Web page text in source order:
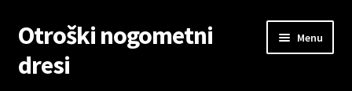
Skip
to
navigation
Skip
to
content
Otroški nogometni
dresi
Menu